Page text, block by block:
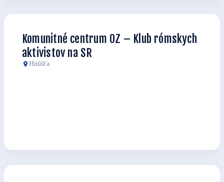
Komunitné centrum OZ – Klub rómskych
aktivistov na SR
Hnúšťa